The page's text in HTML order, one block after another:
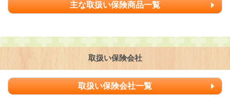
主な取扱い保険商品一覧
取扱い保険会社
取扱い保険会社一覧